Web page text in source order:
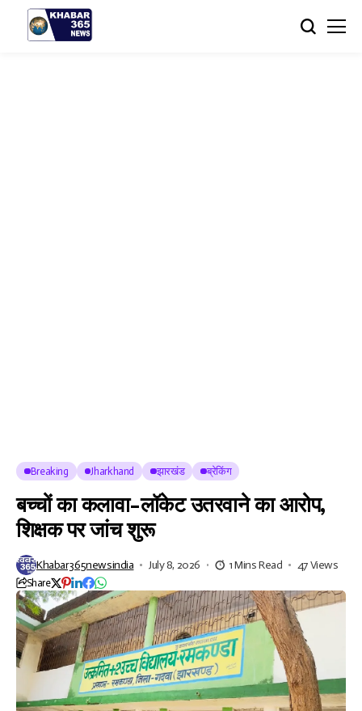
Breaking Jharkhand झारखंड ब्रेकिंग
बच्चों का कलावा-लॉकेट उतरवाने का आरोप,
शिक्षक पर जांच शुरू
Khabar365newsindia July 8, 2026 1 Mins Read 47 Views
Share